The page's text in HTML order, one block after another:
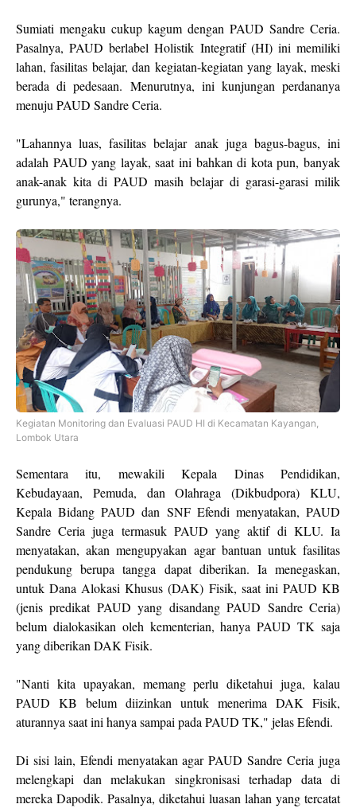
Sumiati mengaku cukup kagum dengan PAUD Sandre Ceria.
Pasalnya, PAUD berlabel Holistik Integratif (HI) ini memiliki
lahan, fasilitas belajar, dan kegiatan-kegiatan yang layak, meski
berada di pedesaan. Menurutnya, ini kunjungan perdananya
menuju PAUD Sandre Ceria.
"Lahannya luas, fasilitas belajar anak juga bagus-bagus, ini
adalah PAUD yang layak, saat ini bahkan di kota pun, banyak
anak-anak kita di PAUD masih belajar di garasi-garasi milik
gurunya," terangnya.
Kegiatan Monitoring dan Evaluasi PAUD HI di Kecamatan Kayangan,
Lombok Utara
Sementara itu, mewakili Kepala Dinas Pendidikan,
Kebudayaan, Pemuda, dan Olahraga (Dikbudpora) KLU,
Kepala Bidang PAUD dan SNF Efendi menyatakan, PAUD
Sandre Ceria juga termasuk PAUD yang aktif di KLU. Ia
menyatakan, akan mengupyakan agar bantuan untuk fasilitas
pendukung berupa tangga dapat diberikan. Ia menegaskan,
untuk Dana Alokasi Khusus (DAK) Fisik, saat ini PAUD KB
(jenis predikat PAUD yang disandang PAUD Sandre Ceria)
belum dialokasikan oleh kementerian, hanya PAUD TK saja
yang diberikan DAK Fisik.
"Nanti kita upayakan, memang perlu diketahui juga, kalau
PAUD KB belum diizinkan untuk menerima DAK Fisik,
aturannya saat ini hanya sampai pada PAUD TK," jelas Efendi.
Di sisi lain, Efendi menyatakan agar PAUD Sandre Ceria juga
melengkapi dan melakukan singkronisasi terhadap data di
mereka Dapodik. Pasalnya, diketahui luasan lahan yang tercatat